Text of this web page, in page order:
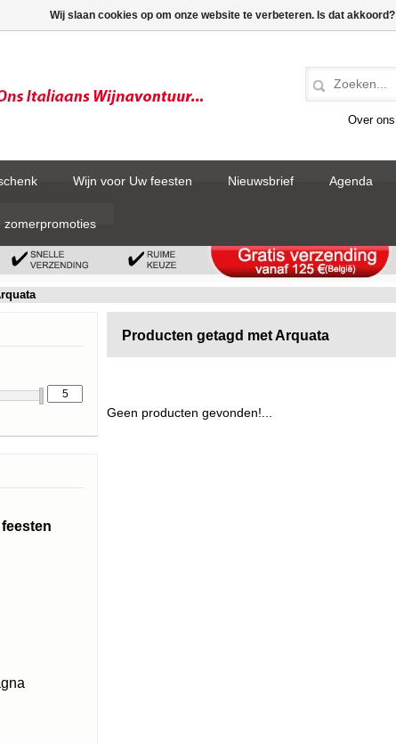
Over ons
Wijn voor Uw feesten Nieuwsbrief Agenda
zomerpromoties
Producten getagd met Arquata
Geen producten gevonden!...
Wij slaan cookies op om onze website te verbeteren. Is dat akkoord?